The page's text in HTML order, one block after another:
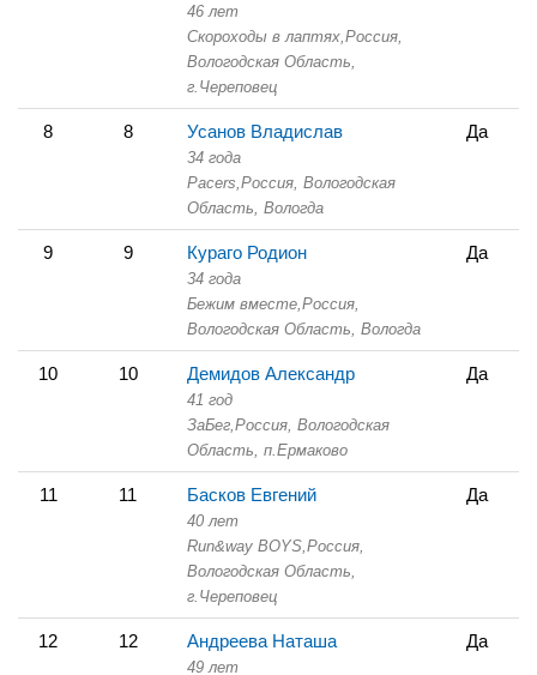
46 лет
Скороходы в лаптях, Россия,
Вологодская Область,
г.Череповец
8 8 Усанов Владислав
34 года
Pacers, Россия, Вологодская
Область, Вологда
Да
9 9 Кураго Родион
34 года
Бежим вместе, Россия,
Вологодская Область, Вологда
Да
10 10 Демидов Александр
41 год
ЗаБег, Россия, Вологодская
Область, п.Ермаково
Да
11 11 Басков Евгений
40 лет
Run&way BOYS, Россия,
Вологодская Область,
г.Череповец
Да
12 12 Андреева Наташа
49 лет
Да